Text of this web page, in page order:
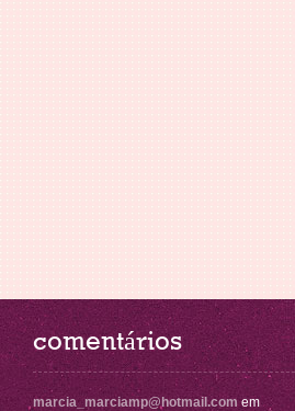
comentários
marcia_marciamp@hotmail.com em